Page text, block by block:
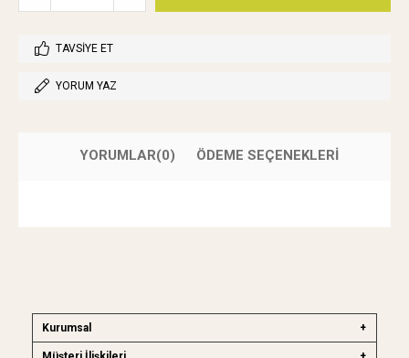
TAVSIYE ET
YORUM YAZ
YORUMLAR(0) ÖDEME SEÇENEKLERI
Kurumsal